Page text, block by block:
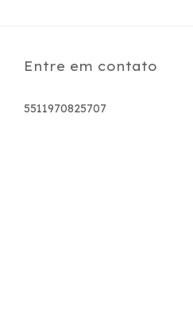
Entre em contato
5511970825707